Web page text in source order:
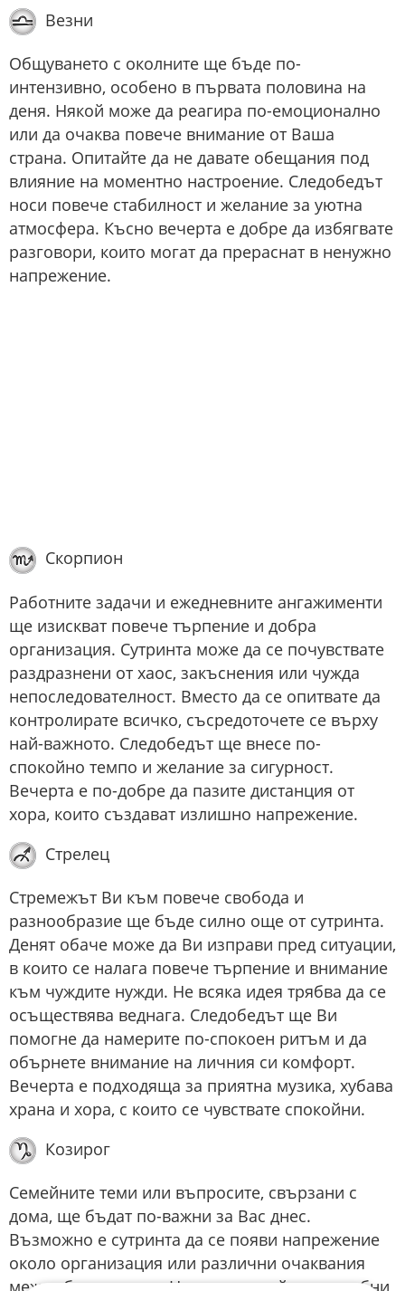
Везни
Общуването с околните ще бъде по-
интензивно, особено в първата половина на
деня. Някой може да реагира по-емоционално
или да очаква повече внимание от Ваша
страна. Опитайте да не давате обещания под
влияние на моментно настроение. Следобедът
носи повече стабилност и желание за уютна
атмосфера. Късно вечерта е добре да избягвате
разговори, които могат да прераснат в ненужно
напрежение.
Скорпион
Работните задачи и ежедневните ангажименти
ще изискват повече търпение и добра
организация. Сутринта може да се почувствате
раздразнени от хаос, закъснения или чужда
непоследователност. Вместо да се опитвате да
контролирате всичко, съсредоточете се върху
най-важното. Следобедът ще внесе по-
спокойно темпо и желание за сигурност.
Вечерта е по-добре да пазите дистанция от
хора, които създават излишно напрежение.
Стрелец
Стремежът Ви към повече свобода и
разнообразие ще бъде силно още от сутринта.
Денят обаче може да Ви изправи пред ситуации,
в които се налага повече търпение и внимание
към чуждите нужди. Не всяка идея трябва да се
осъществява веднага. Следобедът ще Ви
помогне да намерите по-спокоен ритъм и да
обърнете внимание на личния си комфорт.
Вечерта е подходяща за приятна музика, хубава
храна и хора, с които се чувствате спокойни.
Козирог
Семейните теми или въпросите, свързани с
дома, ще бъдат по-важни за Вас днес.
Възможно е сутринта да се появи напрежение
около организация или различни очаквания
между близки хора. Не позволявайте на дребни